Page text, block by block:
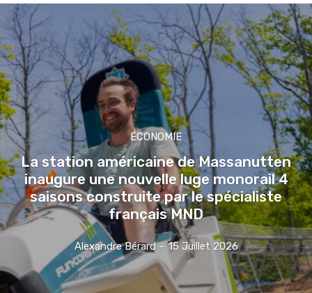
ÉCONOMIE
La station américaine de Massanutten
inaugure une nouvelle luge monorail 4
saisons construite par le spécialiste
français MND
Alexandre Bérard - 15 Juillet 2026